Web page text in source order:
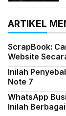
ARTIKEL
ScrapBook:
Website
Inilah
Note 7
WhatsApp
Inilah